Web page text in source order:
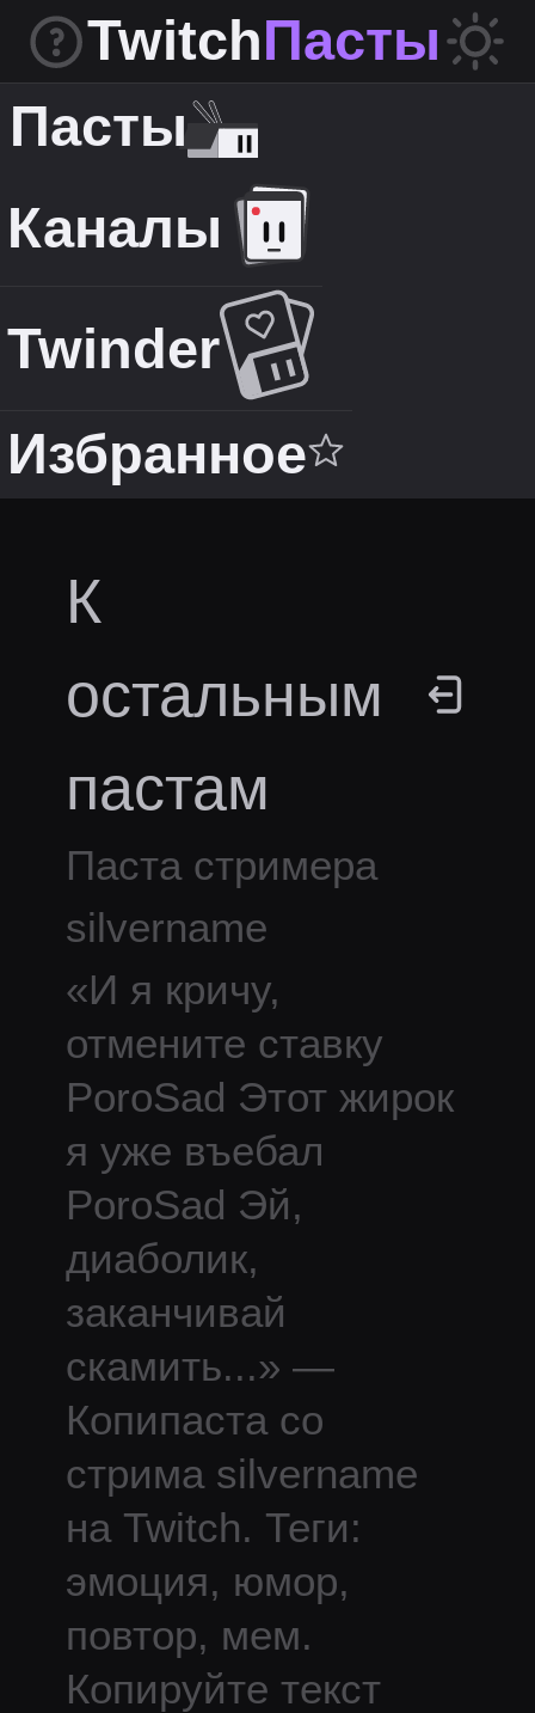
TwitchПасты
Пасты
Каналы
Twinder
Избранное
К
остальным
пастам
Паста стримера
silvername
«И я кричу,
отмените ставку
PoroSad Этот жирок
я уже въебал
PoroSad Эй,
диаболик,
заканчивай
скамить...» —
Копипаста со
стрима silvername
на Twitch. Теги:
эмоция, юмор,
повтор, мем.
Копируйте текст